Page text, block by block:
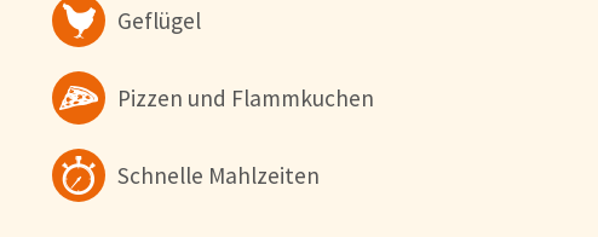
Geflügel
Pizzen und Flammkuchen
Schnelle Mahlzeiten